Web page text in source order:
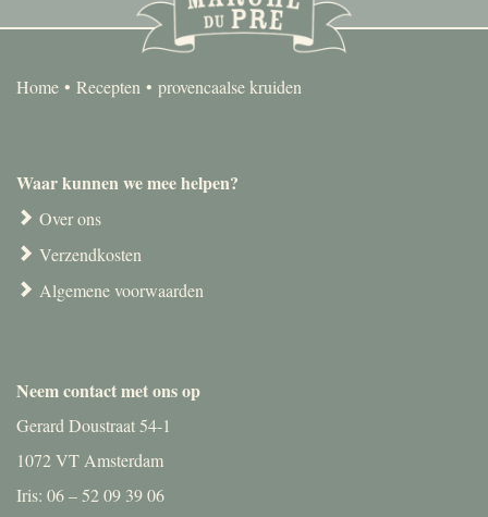
Home Recepten provencaalse kruiden
Waar kunnen we mee helpen?
Over ons
Verzendkosten
Algemene voorwaarden
Neem contact met ons op
Gerard Doustraat 54-1
1072 VT Amsterdam
Iris: 06 – 52 09 39 06